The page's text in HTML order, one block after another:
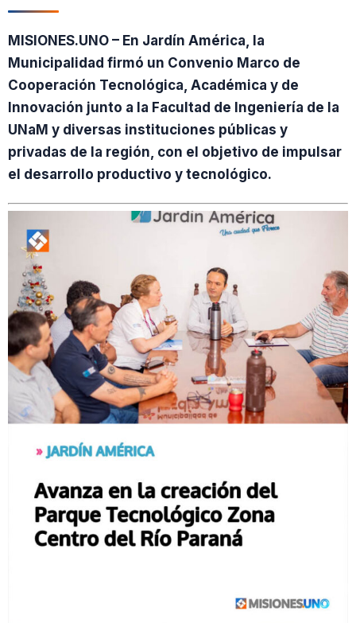
MISIONES.UNO – En Jardín América, la
Municipalidad firmó un Convenio Marco de
Cooperación Tecnológica, Académica y de
Innovación junto a la Facultad de Ingeniería de la
UNaM y diversas instituciones públicas y
privadas de la región, con el objetivo de impulsar
el desarrollo productivo y tecnológico.